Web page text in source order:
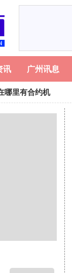
讯 广州讯息
哪里有合约机